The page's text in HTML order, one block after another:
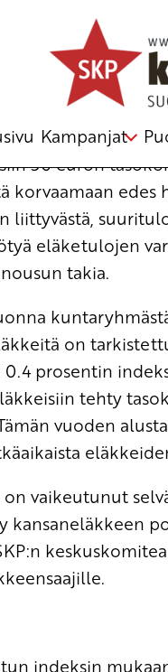
Kampanjat
50 euron
edes
eläketulojen
takia.
on
prosentin
tehty
vuoden
vaikeutunut
indeksin